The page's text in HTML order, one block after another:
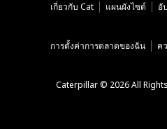
เกี่ยวกับ Cat แผนผังไซต์ อั
การตั้งค่าการตลาดของฉัน ค
Caterpillar © 2026 All